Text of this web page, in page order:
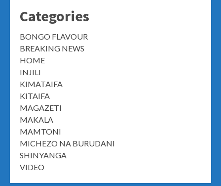
Categories
BONGO FLAVOUR
BREAKING NEWS
HOME
INJILI
KIMATAIFA
KITAIFA
MAGAZETI
MAKALA
MAMTONI
MICHEZO NA BURUDANI
SHINYANGA
VIDEO